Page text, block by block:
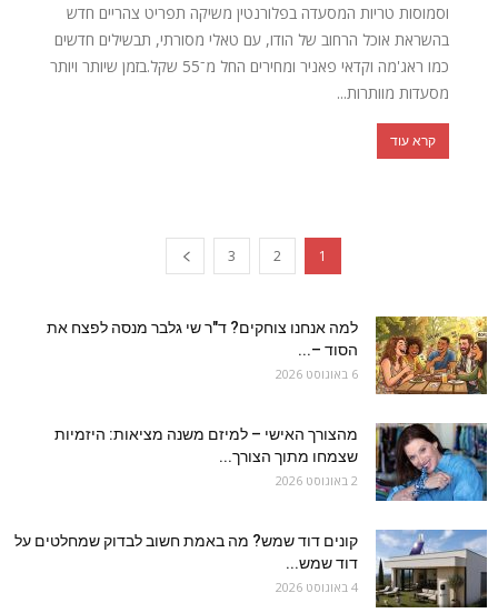
וסמוסות טריות המסעדה בפלורנטין משיקה תפריט צהריים חדש
בהשראת אוכל הרחוב של הודו, עם טאלי מסורתי, תבשילים חדשים
כמו ראג'מה וקדאי פאניר ומחירים החל מ־55 שקל.בזמן שיותר ויותר
מסעדות מוותרות...
קרא עוד
1
2
3
למה אנחנו צוחקים? ד"ר שי גלבר מנסה לפצח את
הסוד –...
6 באוגוסט 2026
מהצורך האישי – למיזם משנה מציאות: היזמיות
שצמחו מתוך הצורך...
2 באוגוסט 2026
קונים דוד שמש? מה באמת חשוב לבדוק שמחלטים על
דוד שמש...
4 באוגוסט 2026